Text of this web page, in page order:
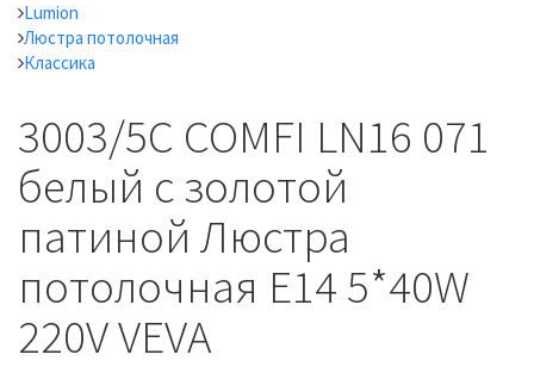
Lumion
Люстра потолочная
Классика
3003/5C COMFI LN16 071
белый с золотой
патиной Люстра
потолочная E14 5*40W
220V VEVA